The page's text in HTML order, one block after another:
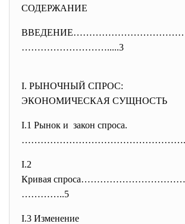
СОДЕРЖАНИЕ
……………………….....3
I. РЫНОЧНЫЙ СПРОС:
ЭКОНОМИЧЕСКАЯ СУЩНОСТЬ
I.1 Рынок и закон спроса.
……………………………………………
I.2
Кривая
…………..5
I.3 Изменение